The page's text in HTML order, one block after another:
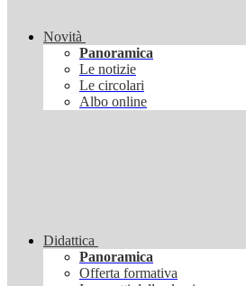
Novità
Panoramica
Le notizie
Le circolari
Albo online
Didattica
Panoramica
Offerta formativa